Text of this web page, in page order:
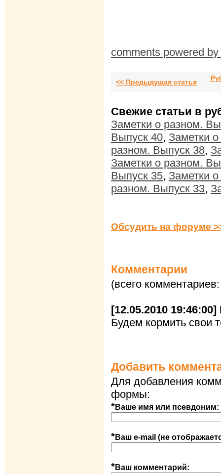
comments powered by
<< Предыдущая статья
Свежие статьи в
Заметки о разном.
Выпуск 40, Заметки
разном. Выпуск 38,
Заметки о разном.
Выпуск 35, Заметки
разном. Выпуск 33,
Обсудить на форуме
Комментарии
(всего
[12.05.2010
Будем кормить
Добавить
Для добавления
формы:
*Ваше имя или псевдоним:
*Ваш e-mail (не
*Ваш комментарий: